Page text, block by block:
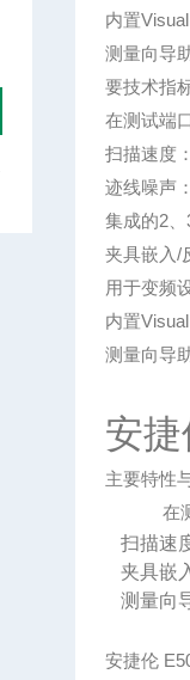
内置
测量向导
要技术指
在测试端
扫描速度
迹线噪声
集成的2
夹具嵌入/
用于变频
内置
测量向导
安
主要特性
在测试
扫描速
夹具嵌
测量向
安捷伦